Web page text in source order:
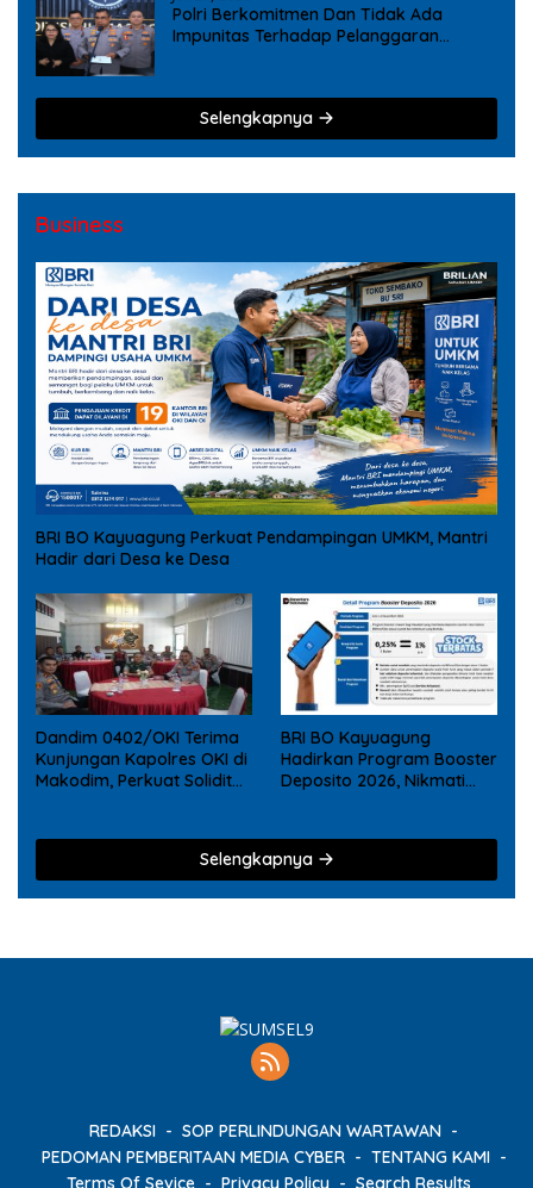
Polri Berkomitmen Dan Tidak Ada
Impunitas Terhadap Pelanggaran
Selengkapnya
Business
BRI BO Kayuagung Perkuat Pendampingan UMKM, Mantri
Hadir dari Desa ke Desa
Dandim 0402/OKI Terima
Kunjungan Kapolres OKI di
Makodim, Perkuat Soliditas
BRI BO Kayuagung
Hadirkan Program Booster
Deposito 2026, Nikmati
Selengkapnya
REDAKSI
SOP PERLINDUNGAN WARTAWAN
PEDOMAN PEMBERITAAN MEDIA CYBER
TENTANG KAMI